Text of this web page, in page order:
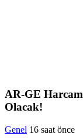
AR-GE
Olacak!
Genel 16 saat önce